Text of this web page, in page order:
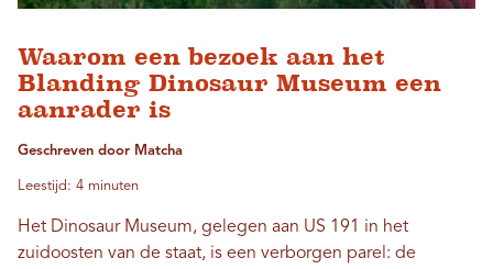
Waarom een ​​bezoek aan het
Blanding Dinosaur Museum een ​​
aanrader is
Geschreven door Matcha
Leestijd: 4 minuten
Het Dinosaur Museum, gelegen aan US 191 in het
zuidoosten van de staat, is een verborgen parel: de